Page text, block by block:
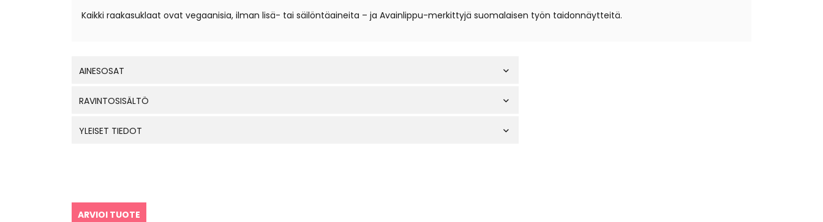
Kaikki raakasuklaat ovat vegaanisia, ilman lisä- tai säilöntäaineita – ja Avainlippu-merkittyjä suomalaisen työn taidonnäytteitä.
AINESOSAT
RAVINTOSISÄLTÖ
YLEISET TIEDOT
ARVIOI TUOTE